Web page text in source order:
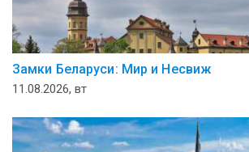
Замки Беларуси: Мир и Несвиж
11.08.2026, вт